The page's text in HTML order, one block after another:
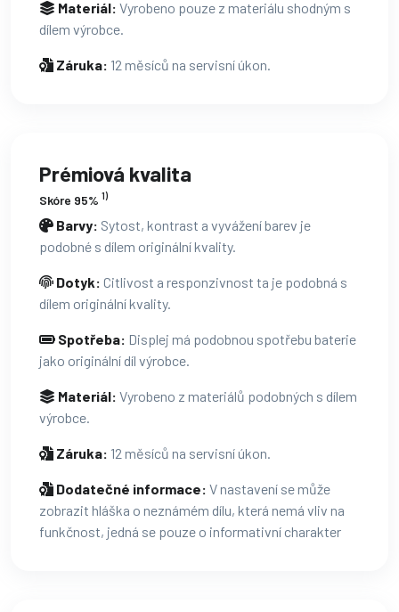
Materiál: Vyrobeno pouze z materiálu shodným s
dílem výrobce.
Záruka: 12 měsíců na servisní úkon.
Prémiová kvalita
Skóre 95% 1)
Barvy: Sytost, kontrast a vyvážení barev je
podobné s dílem originální kvality.
Dotyk: Citlivost a responzivnost ta je podobná s
dílem originální kvality.
Spotřeba: Displej má podobnou spotřebu baterie
jako originální díl výrobce.
Materiál: Vyrobeno z materiálů podobných s dílem
výrobce.
Záruka: 12 měsíců na servisní úkon.
Dodatečné informace: V nastavení se může
zobrazit hláška o neznámém dílu, která nemá vliv na
funkčnost, jedná se pouze o informativní charakter